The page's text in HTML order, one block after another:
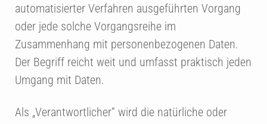
automatisierter Verfahren ausgeführten Vorgang
oder jede solche Vorgangsreihe im
Zusammenhang mit personenbezogenen Daten.
Der Begriff reicht weit und umfasst praktisch jeden
Umgang mit Daten.
Als „Verantwortlicher“ wird die natürliche oder